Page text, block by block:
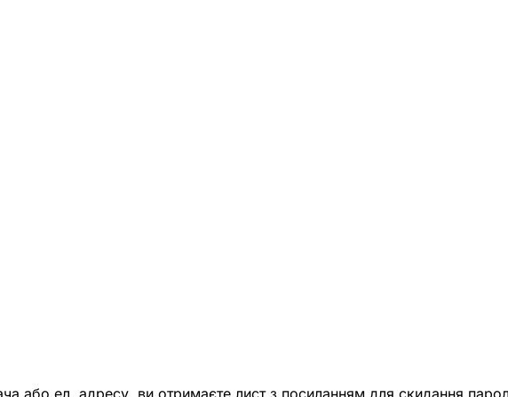
або ел. адресу, ви отримаєте лист з посиланням для скидання